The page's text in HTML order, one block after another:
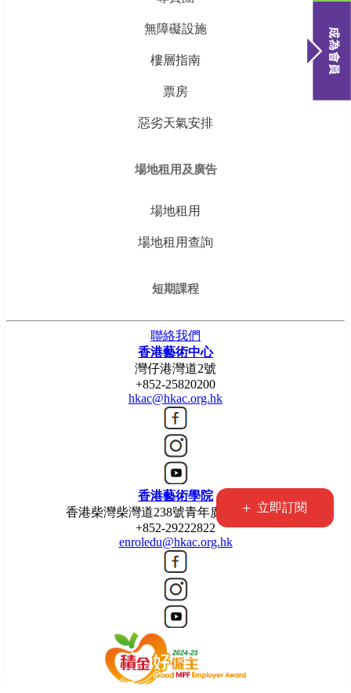
+ 立即訂閱
無障礙設施
樓層指南
票房
惡劣天氣安排
場地租用及廣告
場地租用
場地租用查詢
短期課程
聯絡我們
香港藝術中心
灣仔港灣道2號
+852-25820200
hkac@hkac.org.hk
香港藝術學院
香港柴灣柴灣道238號青年廣場5樓514室
+852-29222822
enroledu@hkac.org.hk